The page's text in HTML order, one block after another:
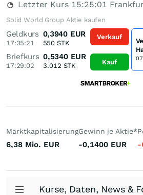
Letzter Kurs 15:25:01
Solid World Group Aktie kaufen
Geldkurs
17:35:21
0,3940 EUR
550 STK
Briefkurs
17:29:02
0,5340 EUR
3.012 STK
Verkauf
Kauf
Marktkapitalisierung
6,38 Mio. EUR
Gewinn je Aktie*
-0,1400 EUR -
Kurse, Daten, News &